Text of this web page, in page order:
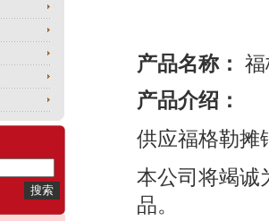
产品名称：
产品介绍：
供应福格勒摊
本公司将竭诚
品。